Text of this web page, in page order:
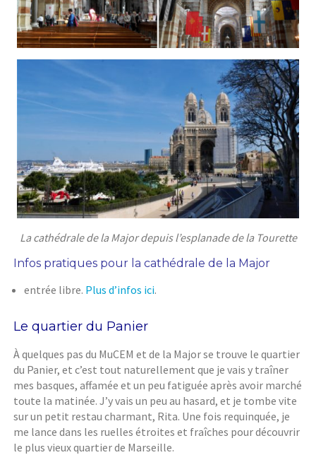
La cathédrale de la Major depuis l’esplanade de la Tourette
Infos pratiques pour la cathédrale de la Major
entrée libre. Plus d’infos ici.
Le quartier du Panier
À quelques pas du MuCEM et de la Major se trouve le quartier
du Panier, et c’est tout naturellement que je vais y traîner
mes basques, affamée et un peu fatiguée après avoir marché
toute la matinée. J’y vais un peu au hasard, et je tombe vite
sur un petit restau charmant, Rita. Une fois requinquée, je
me lance dans les ruelles étroites et fraîches pour découvrir
le plus vieux quartier de Marseille.